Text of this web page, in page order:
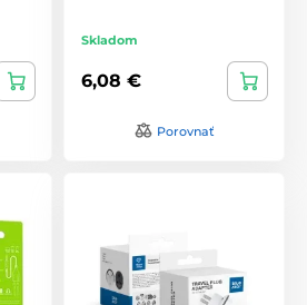
Skladom
6,08 €
Porovnať